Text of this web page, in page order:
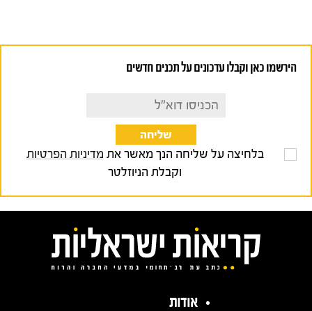
הירשמו כאן וקבלו עדכונים על תכנים חדשים
בלחיצה על שליחה הנך מאשר את מדיניות הפרטיות
וקבלת הניוזלטר
אודות